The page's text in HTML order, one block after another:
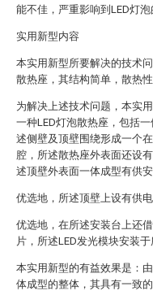
能不佳，严重影响到LED灯泡
实用新型内容
本实用新型所要解决的技术
散热座，其结构简单，散热性
为解决上述技术问题，本实
一种LED灯泡散热座，包括
述侧壁及顶壁围绕形成一个
腔，所述散热座外表面还设
述顶壁外表面一体成型有供
优选地，所述顶壁上设有供电
优选地，在所述安装台上还
片，所述LED发光模块安装于
本实用新型的有益效果是：
体成型的整体，其具有一致